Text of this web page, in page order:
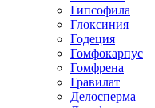
Гипсофила
Глоксиния
Годеция
Гомфокарпус
Гомфрена
Гравилат
Делосперма